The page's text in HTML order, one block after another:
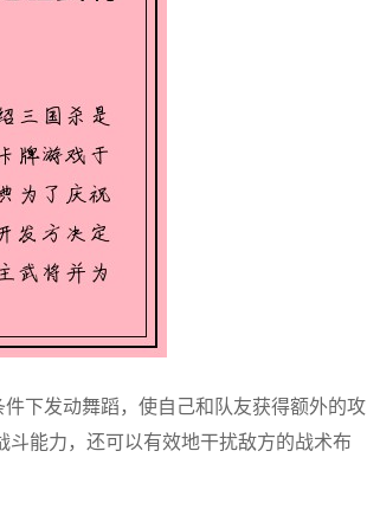
下发动舞蹈，使自己和队友获得额外的攻
能力，还可以有效地干扰敌方的战术布